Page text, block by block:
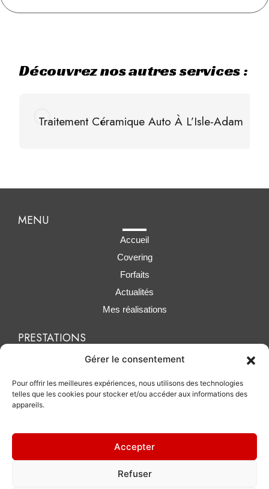
Gérer le consentement
Pour offrir les meilleures expériences, nous utilisons des technologies
telles que les cookies pour stocker et/ou accéder aux informations des
appareils.
Accepter
Refuser
Découvrez nos autres services :
Traitement Céramique Auto À L’Isle-Adam
MENU
Accueil
Covering
Forfaits
Actualités
Mes réalisations
PRESTATIONS
Polissage / lustrage
Protection PPF